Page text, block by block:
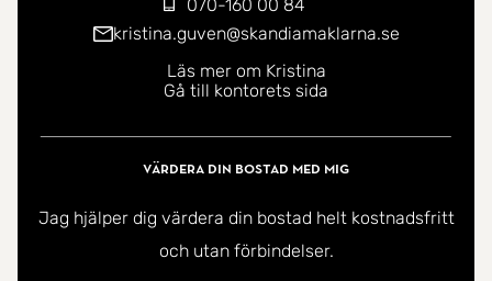
070-160 00 84
kristina.guven@skandiamaklarna.se
Läs mer om Kristina
Gå till kontorets sida
Värdera din bostad med mig
Jag hjälper dig värdera din bostad helt kostnadsfritt
och utan förbindelser.